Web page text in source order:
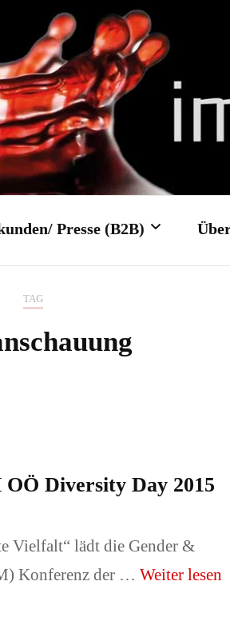
Presse (B2B)
Firmenevent
Konferenzen
und -
Fotograf
TAG
Diversity Day 2015
Vielfalt“ lädt die Gender &
Konferenz der … Weiter lesen